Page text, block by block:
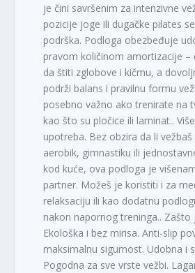
je čini savršenim za intenzivne
pozicije joge ili dugačke pilates
podrška. Podloga obezbeđuje
pravom količinom amortizacije –
da štiti zglobove i kičmu, a
podrži balans i pravilnu formu
posebno važno ako trenirate na
kao što su pločice ili laminat..
upotreba. Bez obzira da li
aerobik, gimnastiku ili
kod kuće, ova podloga je
partner. Možeš je koristiti i za
relaksaciju ili kao dodatnu
nakon napornog treninga.. Zašto
Ekološka i bez mirisa. Anti-slip
maksimalnu sigurnost. Udobna i
Pogodna za sve vrste vežbi.